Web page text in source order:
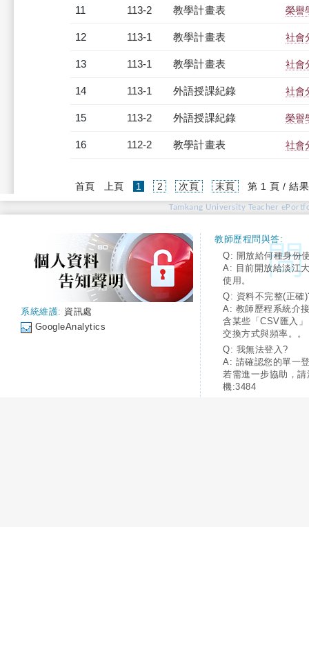
11 113-2 教學計畫表 榮譽
12 113-1 教學計畫表 社會
13 113-1 教學計畫表 社會
14 113-1 外語授課紀錄 社會
15 113-2 外語授課紀錄 榮譽
16 112-2 教學計畫表 社會
首頁 上頁 1 (current)
2 次頁 末頁 第 1 頁 / 結
Tamkang University Teacher
系統維護: 資訊處
GoogleAnalytics
教師歷程問與答:
Q: 開放給何種身份
A: 目前開放給淡江
使用。
Q: 資料不完整(正確
A: 教師歷程系統介
含某些「CSV匯入
交換方式與頻率。。
Q: 我無法登入?
A: 請確認您的單一
若需進一步協助，
機:3484